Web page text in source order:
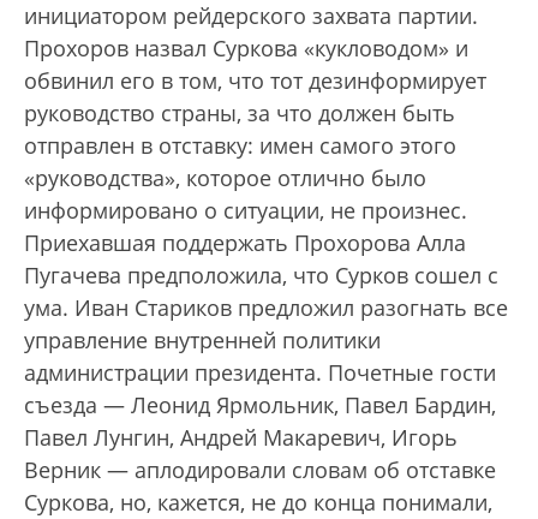
инициатором рейдерского захвата партии.
Прохоров назвал Суркова «кукловодом» и
обвинил его в том, что тот дезинформирует
руководство страны, за что должен быть
отправлен в отставку: имен самого этого
«руководства», которое отлично было
информировано о ситуации, не произнес.
Приехавшая поддержать Прохорова Алла
Пугачева предположила, что Сурков сошел с
ума. Иван Стариков предложил разогнать все
управление внутренней политики
администрации президента. Почетные гости
съезда — Леонид Ярмольник, Павел Бардин,
Павел Лунгин, Андрей Макаревич, Игорь
Верник — аплодировали словам об отставке
Суркова, но, кажется, не до конца понимали,